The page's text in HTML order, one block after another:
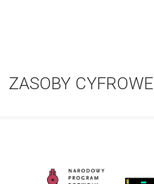
ZASOBY CYFROWE